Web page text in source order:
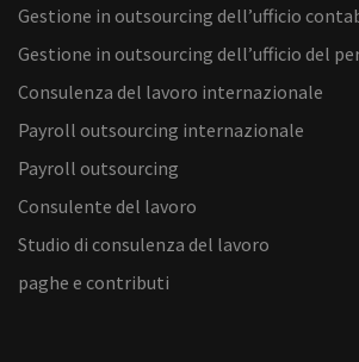
Gestione in outsourcing dell’ufficio
Gestione in outsourcing dell’ufficio del
Consulenza del lavoro internazionale
Payroll outsourcing internazionale
Payroll outsourcing
Consulente del lavoro
Studio di consulenza del lavoro
paghe e contributi